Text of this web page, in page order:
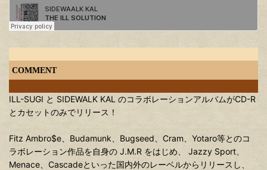
COMMENT
ILL-SUGI と SIDEWALK KAL のコラボレーションアルバムがCD-R
とカセットのみでリリース！
Fitz Ambro$e、Budamunk、Bugseed、Cram、Yotaro等とのコ
ラボレーション作品を自身の J.M.R をはじめ、 Jazzy Sport、
Menace、Cascadeといった国内外のレーベルからリリースし、